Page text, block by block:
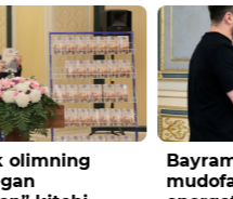
va Zelenskiy